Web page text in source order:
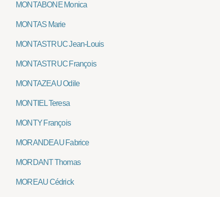
MONTABONE Monica
MONTAS Marie
MONTASTRUC Jean-Louis
MONTASTRUC François
MONTAZEAU Odile
MONTIEL Teresa
MONTY François
MORANDEAU Fabrice
MORDANT Thomas
MOREAU Cédrick